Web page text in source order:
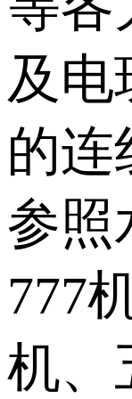
及电
的连
参照
777
机、